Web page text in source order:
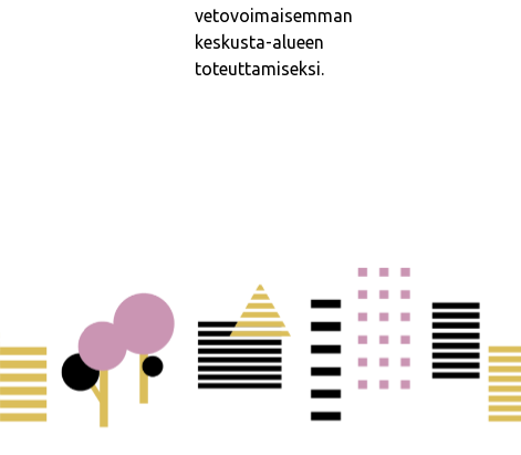
vetovoimaisemman
keskusta-alueen
toteuttamiseksi.